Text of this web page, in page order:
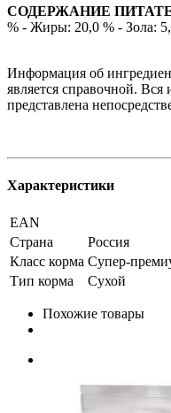
СОДЕРЖАНИЕ
% - Жиры: 20,0 % - Зола:
Информация об
является справочной.
представлена
Характеристики
EAN
Страна
Россия
Класс корма Супер-
Тип корма
Сухой
Похожие товары